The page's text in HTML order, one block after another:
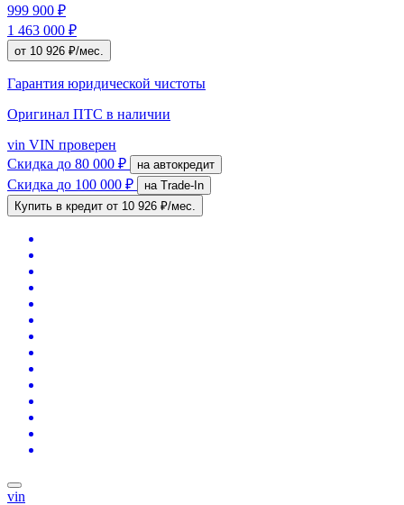
999 900 ₽
1 463 000 ₽
от 10 926 ₽/мес.
Гарантия юридической чистоты
Оригинал ПТС в наличии
vin VIN проверен
Скидка до 80 000 ₽ на автокредит
Скидка до 100 000 ₽
на Trade-In
Купить в кредит от 10 926 ₽/мес.
vin